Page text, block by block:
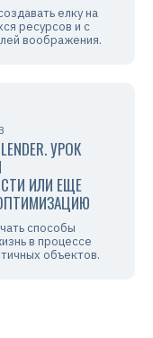
елку на
ресурсов и с
воображения.
УРОК
ИЛИ ЕЩЕ
способы
в процессе
объектов.